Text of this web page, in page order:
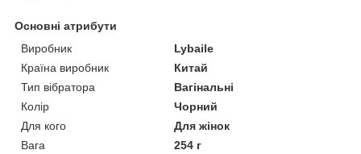
Основні атрибути
Виробник
Lybaile
Країна виробник
Китай
Тип вібратора
Вагінальні
Колір
Чорний
Для кого
Для жінок
Вага
254 г